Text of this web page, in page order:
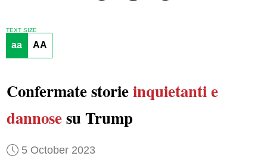
TEXT SIZE
aa AA
Confermate storieinquietanti e
dannosesu Trump
5 October 2023